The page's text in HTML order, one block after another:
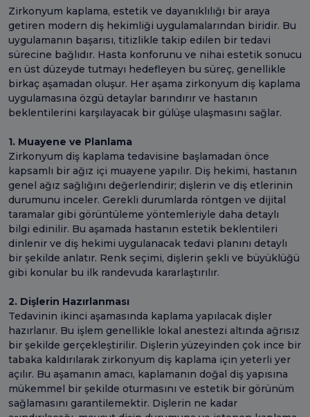
Zirkonyum kaplama, estetik ve dayanıklılığı bir araya
getiren modern diş hekimliği uygulamalarından biridir. Bu
uygulamanın başarısı, titizlikle takip edilen bir tedavi
sürecine bağlıdır. Hasta konforunu ve nihai estetik sonucu
en üst düzeyde tutmayı hedefleyen bu süreç, genellikle
birkaç aşamadan oluşur. Her aşama zirkonyum diş kaplama
uygulamasına özgü detaylar barındırır ve hastanın
beklentilerini karşılayacak bir gülüşe ulaşmasını sağlar.
1. Muayene ve Planlama
Zirkonyum diş kaplama tedavisine başlamadan önce
kapsamlı bir ağız içi muayene yapılır. Diş hekimi, hastanın
genel ağız sağlığını değerlendirir; dişlerin ve diş etlerinin
durumunu inceler. Gerekli durumlarda röntgen ve dijital
taramalar gibi görüntüleme yöntemleriyle daha detaylı
bilgi edinilir. Bu aşamada hastanın estetik beklentileri
dinlenir ve diş hekimi uygulanacak tedavi planını detaylı
bir şekilde anlatır. Renk seçimi, dişlerin şekli ve büyüklüğü
gibi konular bu ilk randevuda kararlaştırılır.
2. Dişlerin Hazırlanması
Tedavinin ikinci aşamasında kaplama yapılacak dişler
hazırlanır. Bu işlem genellikle lokal anestezi altında ağrısız
bir şekilde gerçekleştirilir. Dişlerin yüzeyinden çok ince bir
tabaka kaldırılarak zirkonyum diş kaplama için yeterli yer
açılır. Bu aşamanın amacı, kaplamanın doğal diş yapısına
mükemmel bir şekilde oturmasını ve estetik bir görünüm
sağlamasını garantilemektir. Dişlerin ne kadar